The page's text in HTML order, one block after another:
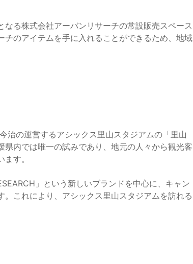
る株式会社アーバンリサーチの常設販売スペース
のアイテムを手に入れることができるため、地域
治の運営するアシックス里山スタジアムの「里山
内では唯一の試みであり、地元の人々から観光客
す。
」という新しいブランドを中心に、キャン
これにより、アシックス里山スタジアムを訪れる